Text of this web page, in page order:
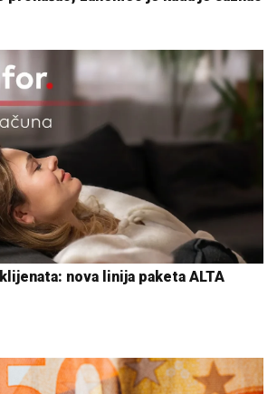
nova linija paketa ALTA